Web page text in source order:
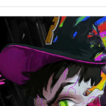
되어라'Rideshare "Stimulat…